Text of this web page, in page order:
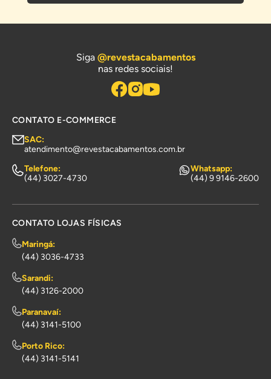
Siga @revestacabamentos
nas redes sociais!
CONTATO E-COMMERCE
SAC:
atendimento@revestacabamentos.com.br
Telefone:
(44) 3027-4730
Whatsapp:
(44) 9 9146-2600
CONTATO LOJAS FÍSICAS
Maringá:
(44) 3036-4733
Sarandi:
(44) 3126-2000
Paranavaí:
(44) 3141-5100
Porto Rico:
(44) 3141-5141